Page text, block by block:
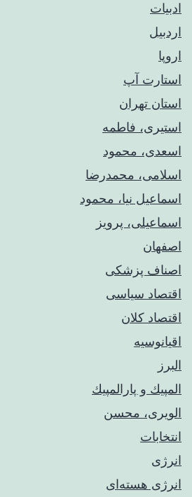
ادبیات
اردبیل
اروپا
استارت آپ
استان تهران
استیری، فاطمه
اسعدی، محمود
اسلامی، محمدرضا
اسماعیل نیا، محمود
اسماعیلی، پرویز
اصفهان
اصناف پزشکی
اقتصاد سیاسی
اقتصاد کلان
اقیانوسیه
البرز
المپيك و پارالمپيك
الویری، محسن
انتخابات
انرژی
انرژی هسته‌ای